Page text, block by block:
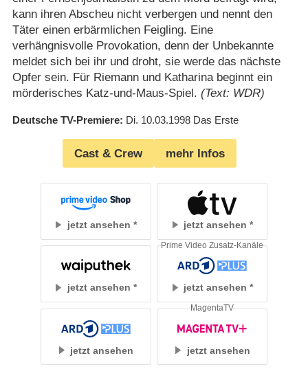
kann ihren Abscheu nicht verbergen und nennt den
Täter einen erbärmlichen Feigling. Eine
verhängnisvolle Provokation, denn der Unbekannte
meldet sich bei ihr und droht, sie werde das nächste
Opfer sein. Für Riemann und Katharina beginnt ein
mörderisches Katz-und-Maus-Spiel. (Text: WDR)
Deutsche TV-Premiere Di. 10.03.1998 Das Erste
Cast & Crew mehr Infos
jetzt ansehen jetzt ansehen
jetzt ansehen jetzt ansehen
Prime Video Zusatz-Kanäle
jetzt ansehen jetzt ansehen
MagentaTV